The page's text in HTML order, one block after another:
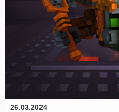
26.03.2024